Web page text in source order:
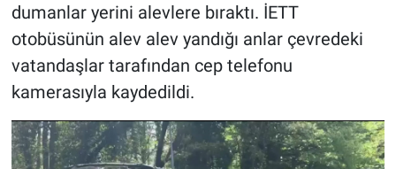
dumanlar yerini alevlere bıraktı. İETT
otobüsünün alev alev yandığı anlar çevredeki
vatandaşlar tarafından cep telefonu
kamerasıyla kaydedildi.